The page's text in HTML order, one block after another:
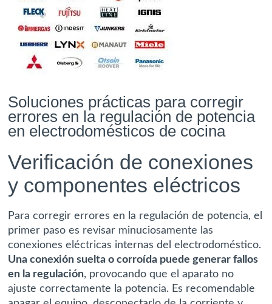
Soluciones prácticas para corregir
errores en la regulación de potencia
en electrodomésticos de cocina
Verificación de conexiones
y componentes eléctricos
Para corregir errores en la regulación de potencia, el
primer paso es revisar minuciosamente las
conexiones eléctricas internas del electrodoméstico.
Una conexión suelta o corroída puede generar fallos
en la regulación, provocando que el aparato no
ajuste correctamente la potencia. Es recomendable